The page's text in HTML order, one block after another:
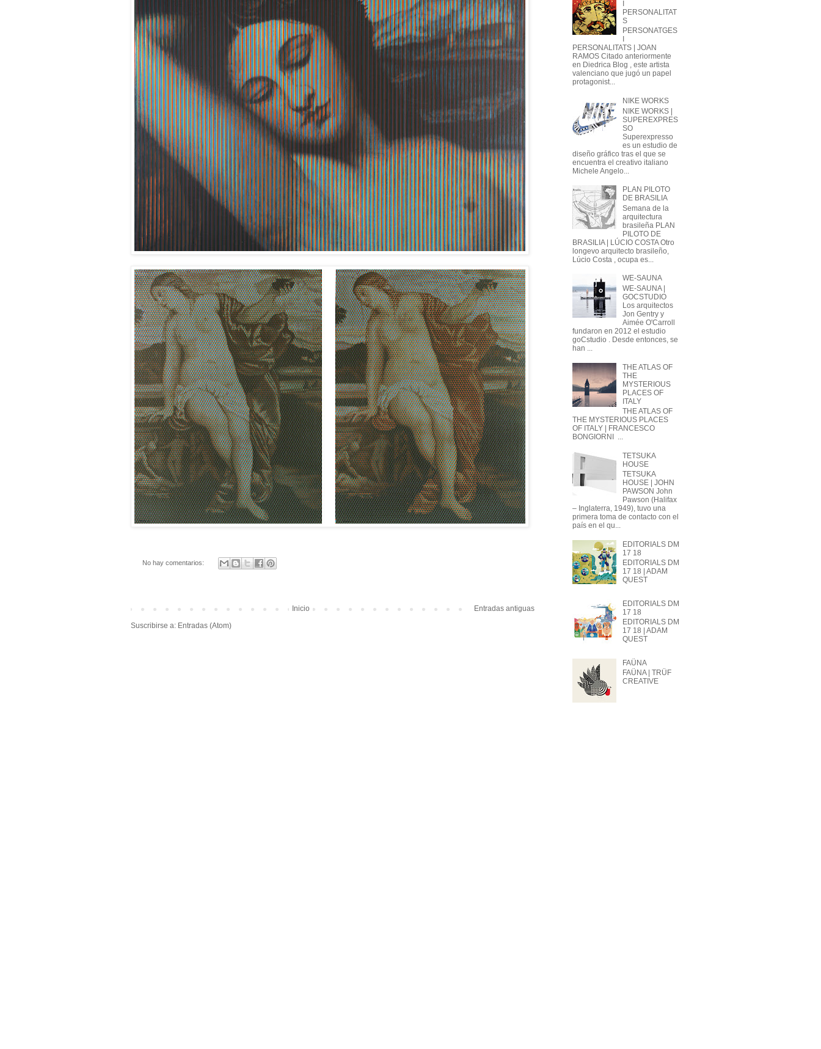
No hay comentarios:
Entradas antiguas
Inicio
Suscribirse a: Entradas (Atom)
PERSONALITAT
S
PERSONATGES
PERSONALITATS | JOAN
RAMOS Citado anteriormente
en Diedrica Blog , este artista
valenciano que jugó un papel
protagonist...
NIKE WORKS
NIKE WORKS |
SUPEREXPRES
SO
Superexpresso
es un estudio de
diseño gráfico tras el que se
encuentra el creativo italiano
Michele Angelo...
PLAN PILOTO
DE BRASILIA
Semana de la
arquitectura
brasileña PLAN
PILOTO DE
BRASILIA | LÚCIO COSTA Otro
longevo arquitecto brasileño,
Lúcio Costa , ocupa es...
WE-SAUNA
WE-SAUNA |
GOCSTUDIO
Los arquitectos
Jon Gentry y
Aimée O'Carroll
fundaron en 2012 el estudio
goCstudio . Desde entonces, se
han ...
THE ATLAS OF
THE
MYSTERIOUS
PLACES OF
ITALY
THE ATLAS OF
THE MYSTERIOUS PLACES
OF ITALY | FRANCESCO
BONGIORNI ...
TETSUKA
HOUSE
TETSUKA
HOUSE | JOHN
PAWSON John
Pawson (Halifax
– Inglaterra, 1949), tuvo una
primera toma de contacto con el
país en el qu...
EDITORIALS DM
17 18
EDITORIALS DM
17 18 | ADAM
QUEST
EDITORIALS DM
17 18
EDITORIALS DM
17 18 | ADAM
QUEST
FAÜNA
FAÜNA | TRÜF
CREATIVE